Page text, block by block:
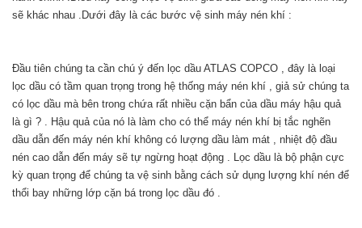
sẽ khác nhau .Dưới đây là các bước vệ sinh máy nén khí :
Đầu tiên chúng ta cần chú ý đến lọc dầu ATLAS COPCO , đây là loại
lọc dầu có tầm quan trọng trong hệ thống máy nén khí , giả sử chúng ta
có lọc dầu mà bên trong chứa rất nhiều cặn bẩn của dầu máy hậu quả
là gì ? . Hậu quả của nó là làm cho có thể máy nén khí bị tắc nghẽn
dầu dẫn đến máy nén khí không có lượng dầu làm mát , nhiệt độ đầu
nén cao dẫn đến máy sẽ tự ngừng hoạt động . Lọc dầu là bộ phận cực
kỳ quan trọng để chúng ta vệ sinh bằng cách sử dụng lượng khí nén để
thổi bay những lớp cặn bá trong lọc dầu đó .